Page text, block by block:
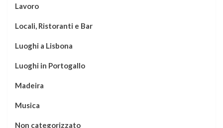
Lavoro
Locali, Ristoranti e Bar
Luoghi a Lisbona
Luoghi in Portogallo
Madeira
Musica
Non categorizzato